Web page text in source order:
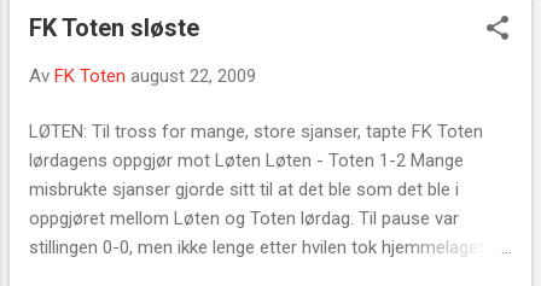
FK Toten sløste
Av FK Toten august 22, 2009
LØTEN: Til tross for mange, store sjanser, tapte FK Toten
lørdagens oppgjør mot Løten Løten - Toten 1-2 Mange
misbrukte sjanser gjorde sitt til at det ble som det ble i
oppgjøret mellom Løten og Toten lørdag. Til pause var
stillingen 0-0, men ikke lenge etter hvilen tok hjemmelaget